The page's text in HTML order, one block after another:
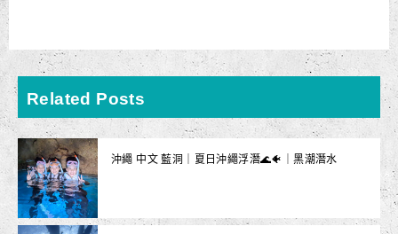
Related Posts
沖繩 中文 藍洞｜夏日沖繩浮潛🌊🐠｜黑潮潛水